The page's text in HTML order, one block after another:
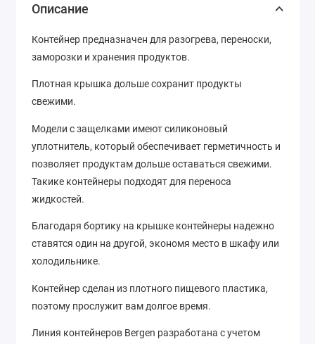
Описание
Контейнер предназначен для разогрева, переноски,
заморозки и хранения продуктов.
Плотная крышка дольше сохранит продукты
свежими.
Модели с защелками имеют силиконовый
уплотнитель, который обеспечивает герметичность и
позволяет продуктам дольше оставаться свежими.
Такике контейнеры подходят для переноса
жидкостей.
Благодаря бортику на крышке контейнеры надежно
ставятся один на другой, экономя место в шкафу или
холодильнике.
Контейнер сделан из плотного пищевого пластика,
поэтому прослужит вам долгое время.
Линия контейнеров Bergen разработана с учетом